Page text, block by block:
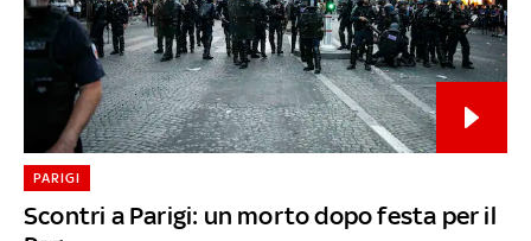
Scontri a Parigi: un morto dopo festa per il
PARIGI